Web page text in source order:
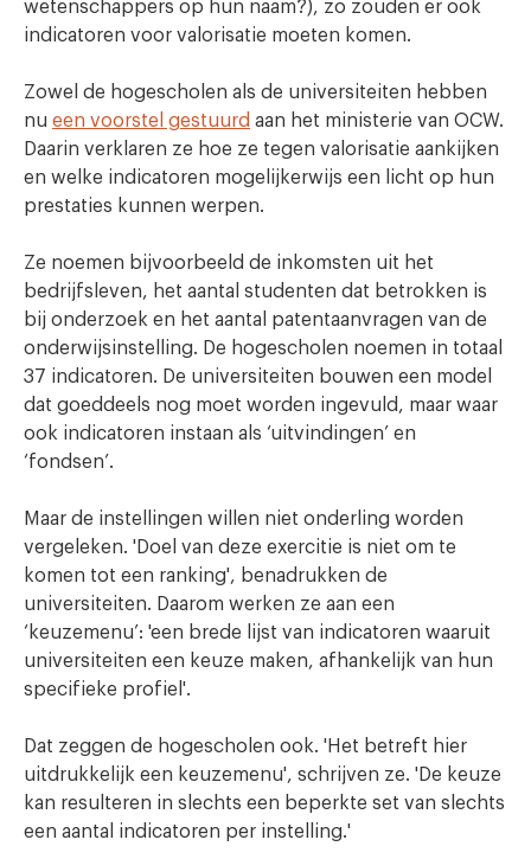
wetenschappers op hun naam?), zo zouden er ook
indicatoren voor valorisatie moeten komen.
Zowel de hogescholen als de universiteiten hebben
nu een voorstel gestuurd aan het ministerie van OCW.
Daarin verklaren ze hoe ze tegen valorisatie aankijken
en welke indicatoren mogelijkerwijs een licht op hun
prestaties kunnen werpen.
Ze noemen bijvoorbeeld de inkomsten uit het
bedrijfsleven, het aantal studenten dat betrokken is
bij onderzoek en het aantal patentaanvragen van de
onderwijsinstelling. De hogescholen noemen in totaal
37 indicatoren. De universiteiten bouwen een model
dat goeddeels nog moet worden ingevuld, maar waar
ook indicatoren instaan als ‘uitvindingen’ en
‘fondsen’.
Maar de instellingen willen niet onderling worden
vergeleken. 'Doel van deze exercitie is niet om te
komen tot een ranking', benadrukken de
universiteiten. Daarom werken ze aan een
‘keuzemenu’: 'een brede lijst van indicatoren waaruit
universiteiten een keuze maken, afhankelijk van hun
specifieke profiel'.
Dat zeggen de hogescholen ook. 'Het betreft hier
uitdrukkelijk een keuzemenu', schrijven ze. 'De keuze
kan resulteren in slechts een beperkte set van slechts
een aantal indicatoren per instelling.'